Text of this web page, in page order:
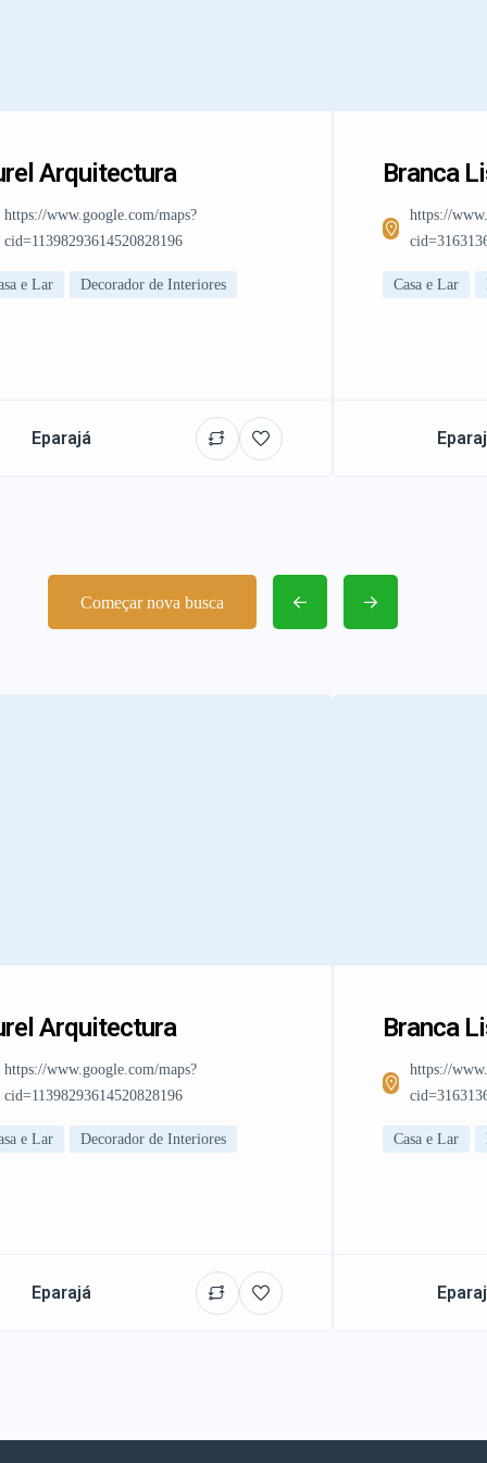
Arquitectura
https://www.google.com/maps?
cid=11398293614520828196
e Lar Decorador de Interiores
Eparajá
Branca
https://
Casa e Lar
Começar nova busca
Arquitectura
https://www.google.com/maps?
cid=11398293614520828196
e Lar Decorador de Interiores
Eparajá
Branca
https://
Casa e Lar